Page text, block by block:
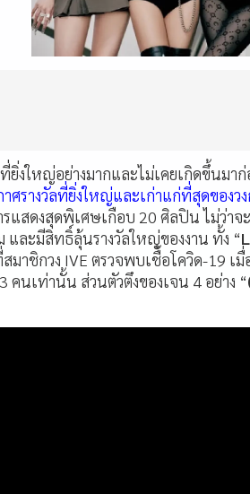
งใหญ่อย่างมากและไม่เคยเกิดขึ้นมา
ศรางวัลที่ยิ่งใหญ่และเก่าแก่ที่สุดของวง
รแสดงสุดพิเศษเกือบ 20 ศิลปิน ไม่ว่า
และมีสิทธิ์ลุ้นรางวัลใหญ่ของงาน ทั้ง “
มาชิกวง IVE ตรวจพบเชื้อโควิด-19 เ
คนเท่านั้น ส่วนตัวตึงของเจน 4 อย่าง “